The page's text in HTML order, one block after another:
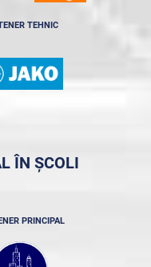
TEHNIC
ÎN ȘCOLI
PRINCIPAL